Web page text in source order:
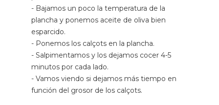
- Bajamos un poco la temperatura de la
plancha y ponemos aceite de oliva bien
esparcido.
- Ponemos los calçots en la plancha.
- Salpimentamos y los dejamos cocer 4-5
minutos por cada lado.
- Vamos viendo si dejamos más tiempo en
función del grosor de los calçots.